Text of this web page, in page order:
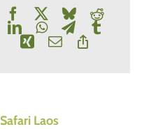
FacebookBlueskyReddit
LinkedInWhatsApp
Telegram
XingE-
Laos